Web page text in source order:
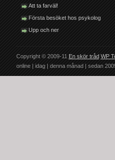
Att ta farväl!
Första besöket hos psykolog
Upp och ner
Copyright © 2009-11En skör tråd WP
online |idag |denna månad |sedan